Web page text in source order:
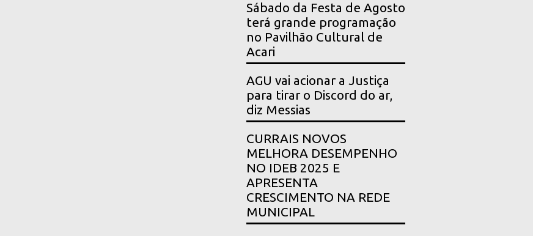
Sábado da Festa de Agosto
terá grande programação
no Pavilhão Cultural de
Acari
AGU vai acionar a Justiça
para tirar o Discord do ar,
diz Messias
CURRAIS NOVOS
MELHORA DESEMPENHO
NO IDEB 2025 E
APRESENTA
CRESCIMENTO NA REDE
MUNICIPAL